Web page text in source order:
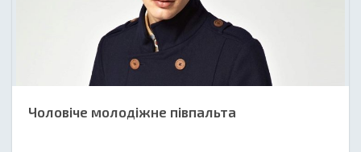
Чоловіче молодіжне півпальта